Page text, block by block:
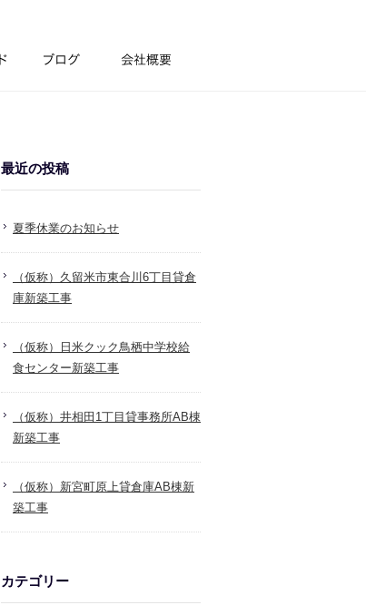
最近の投稿
夏季休業のお知らせ
（仮称）久留米市東合川6丁目貸倉
庫新築工事
（仮称）日米クック鳥栖中学校給
食センター新築工事
（仮称）井相田1丁目貸事務所AB棟
新築工事
（仮称）新宮町原上貸倉庫AB棟新
築工事
カテゴリー